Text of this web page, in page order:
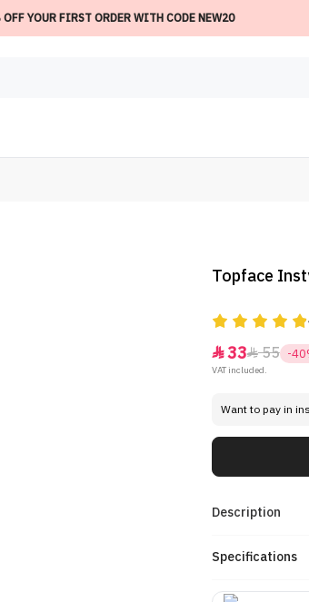
YOUR FIRST ORDER WITH CODE NEW20
Topface
3355 -
VAT included.
Want to pay in
Description
Specifications